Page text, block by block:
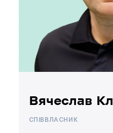
Вячеслав
СПІВВЛАСНИК